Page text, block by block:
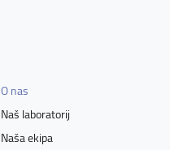
O nas
Naš laboratorij
Naša ekipa